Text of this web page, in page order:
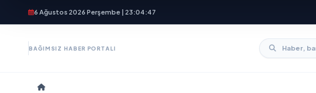
6 Ağustos 2026 Perşembe | 23:04:48
BAĞIMSIZ HABER PORTALI